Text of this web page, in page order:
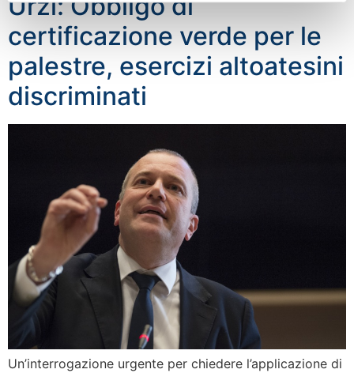
Urzì: Obbligo di
certificazione verde per le
palestre, esercizi altoatesini
discriminati
Un’interrogazione urgente per chiedere l’applicazione di